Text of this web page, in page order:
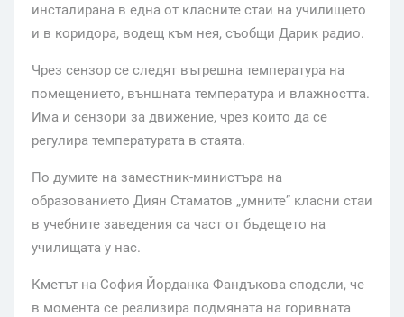
инсталирана в една от класните стаи на училището
и в коридора, водещ към нея, съобщи Дарик радио.
Чрез сензор се следят вътрешна температура на
помещението, външната температура и влажността.
Има и сензори за движение, чрез които да се
регулира температурата в стаята.
По думите на заместник-министъра на
образованието Диян Стаматов „умните” класни стаи
в учебните заведения са част от бъдещето на
училищата у нас.
Кметът на София Йорданка Фандъкова сподели, че
в момента се реализира подмяната на горивната